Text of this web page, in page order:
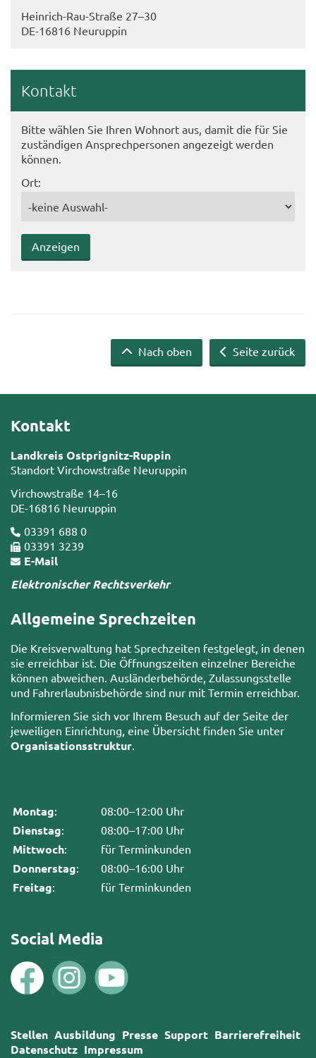
Heinrich-​Rau-Straße 27–30
DE-​16816 Neu­rup­pin
Kon­takt
Bitte wäh­len Sie Ihren Wohn­ort aus, damit die für Sie
zu­stän­di­gen An­sprech­per­so­nen an­ge­zeigt wer­den
kön­nen.
Ort:
Seite zurück
Nach oben
Kontakt
Landkreis Ostprignitz-Ruppin
Standort Virchowstraße Neuruppin
Virchowstraße 14–16
DE-16816 Neuruppin
03391 688 0
03391 3239
E-Mail
Elektronischer Rechtsverkehr
Allgemeine Sprechzeiten
Die Kreisverwaltung hat Sprechzeiten festgelegt, in denen
sie erreichbar ist. Die Öffnungszeiten einzelner Bereiche
können abweichen. Ausländerbehörde, Zulassungsstelle
und Fahrerlaubnisbehörde sind nur mit Termin erreichbar.
Informieren Sie sich vor Ihrem Besuch auf der Seite der
jeweiligen Einrichtung, eine Übersicht finden Sie unter
Organisationsstruktur
Montag: 08:00–12:00 Uhr
Dienstag: 08:00–17:00 Uhr
Mittwoch: für Terminkunden
Donnerstag: 08:00–16:00 Uhr
Freitag: für Terminkunden
Social Media
Stellen Ausbildung Presse Support Barrierefreiheit
Datenschutz Impressum